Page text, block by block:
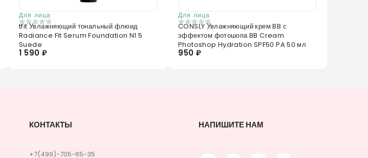
Для лица
0 из 5
tfit Увлажняющий тональный флюид
Radiance Fit Serum Foundation N1.5
Suede
1 590 ₽
Для лица
0из 5
CONSLY Увлажняющий крем BB с
эффектом фотошопа BB Cream
Photoshop Hydration SPF50 PA 50 мл
950 ₽
КОНТАКТЫ
+7(499)-705-65-35
НАПИШИТЕ НАМ